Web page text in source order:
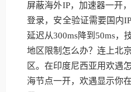
屏蔽海外IP，加速器一开
登录，安全验证需要国内
延迟从300ms降到50ms，
地区限制怎么办？连上北
区。在印度尼西亚用欢遇
海节点一开，欢遇显示你